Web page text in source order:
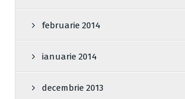
februarie 2014
ianuarie 2014
decembrie 2013